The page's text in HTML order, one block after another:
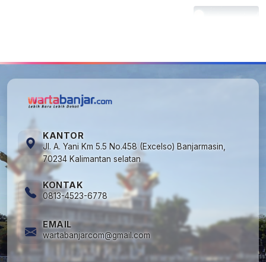
KANTOR
Jl. A. Yani Km 5.5 No.458 (Excelso) Banjarmasin,
70234 Kalimantan selatan
KONTAK
0813-4523-6778
EMAIL
wartabanjarcom@gmail.com